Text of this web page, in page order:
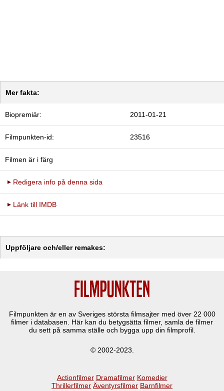
Mer fakta:
Biopremiär: 2011-01-21
Filmpunkten-id: 23516
Filmen är i färg
Redigera info på denna sida
Länk till IMDB
Uppföljare och/eller remakes:
Filmpunkten är en av Sveriges största filmsajter med över 22 000
filmer i databasen. Här kan du betygsätta filmer, samla de filmer
du sett på samma ställe och bygga upp din filmprofil.
© 2002-2023.
Actionfilmer Dramafilmer Komedier
Thrillerfilmer Äventyrsfilmer Barnfilmer